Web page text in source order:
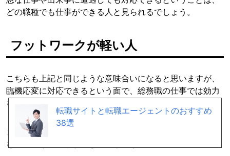
どの職種でも仕事ができる人と見られるでしょう。
フットワークが軽い人
こちらも上記と同じような意味合いになると思いますが、
臨機応変に対応できるという面で、総務職の仕事では効力
を発揮します。
また、人を相手に仕事をする時には、フットワークの軽さ
を見せつけることができるでしょう。
転職サイトと転職エージェントのおすすめ
38選